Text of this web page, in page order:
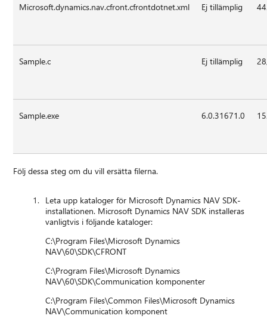
Microsoft.dynamics.nav.cfront.cfrontdotnet.xml Ej tillämplig
Sample.c Ej tillämplig
Sample.exe 6.0.31671.0
Följ dessa steg om du vill ersätta filerna.
Leta upp kataloger för Microsoft Dynamics NAV SDK-
installationen. Microsoft Dynamics NAV SDK installeras
vanligtvis i följande kataloger:
C:\Program Files\Microsoft Dynamics
NAV\60\SDK\CFRONT
C:\Program Files\Microsoft Dynamics
NAV\60\SDK\Communication komponenter
C:\Program Files\Common Files\Microsoft Dynamics
NAV\Communication komponent